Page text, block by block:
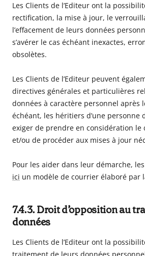
Les Clients de l’Editeur ont la
rectification, la mise à jour, le
l’effacement de leurs données
s’avérer le cas échéant inexactes,
obsolètes.
Les Clients de l’Editeur peuvent
directives générales et particulières
données à caractère personnel après
échéant, les héritiers d’une personne
exiger de prendre en considération le
et/ou de procéder aux mises à jour
Pour les aider dans leur démarche,
ici un modèle de courrier élaboré par
7.4.3. Droit d’opposition au
données
Les Clients de l’Editeur ont la